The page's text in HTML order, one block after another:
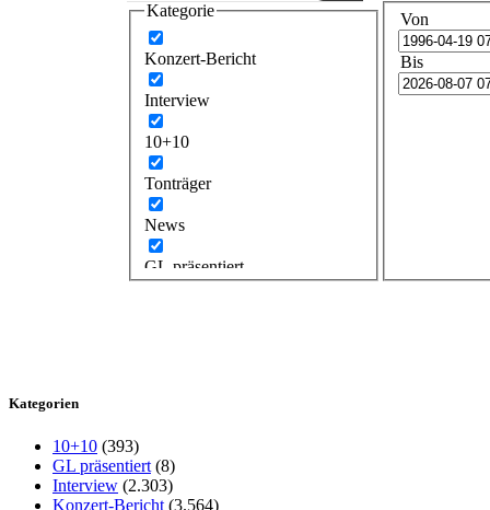
Kategorie
Konzert-Bericht
Interview
10+10
Tonträger
News
GL präsentiert
Von
Bis
Kategorien
10+10 (393)
GL präsentiert (8)
Interview (2.303)
Konzert-Bericht (3.564)